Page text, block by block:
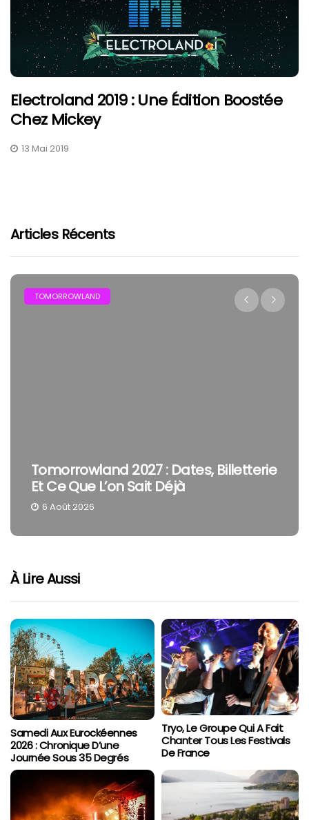
Electroland 2019 : Une Édition Boostée
Chez Mickey
13 Mai 2019
Articles Récents
TOMORROWLAND
Tomorrowland 2027 : Dates, Billetterie
Et Ce Que L’on Sait Déjà
6 Août 2026
À Lire Aussi
Samedi Aux Eurockéennes
2026 : Chronique D’une
Journée Sous 35 Degrés
Tryo, Le Groupe Qui A Fait
Chanter Tous Les Festivals
De France